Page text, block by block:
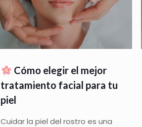
Cómo elegir el mejor
tratamiento facial para tu
piel
Cuidar la piel del rostro es una